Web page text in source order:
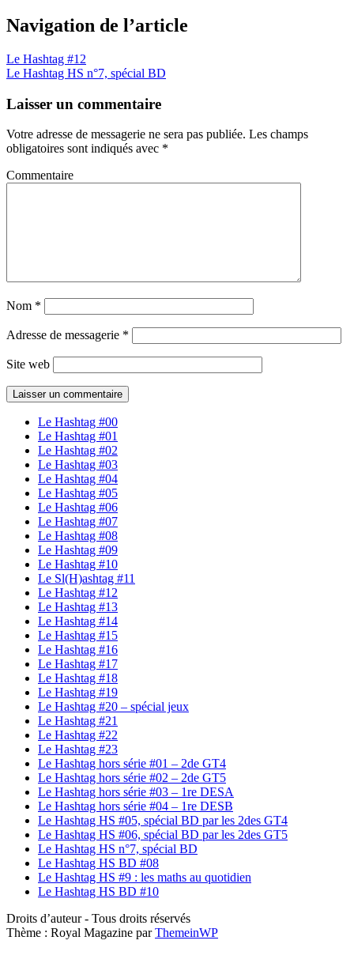
Navigation de l’article
Le Hashtag #12
Le Hashtag HS n°7, spécial BD
Laisser un commentaire
Votre adresse de messagerie ne sera pas publiée. Les champs
obligatoires sont indiqués avec *
Commentaire
Nom *
Adresse de messagerie *
Site web
Le Hashtag #00
Le Hashtag #01
Le Hashtag #02
Le Hashtag #03
Le Hashtag #04
Le Hashtag #05
Le Hashtag #06
Le Hashtag #07
Le Hashtag #08
Le Hashtag #09
Le Hashtag #10
Le Sl(H)ashtag #11
Le Hashtag #12
Le Hashtag #13
Le Hashtag #14
Le Hashtag #15
Le Hashtag #16
Le Hashtag #17
Le Hashtag #18
Le Hashtag #19
Le Hashtag #20 – spécial jeux
Le Hashtag #21
Le Hashtag #22
Le Hashtag #23
Le Hashtag hors série #01 – 2de GT4
Le Hashtag hors série #02 – 2de GT5
Le Hashtag hors série #03 – 1re DESA
Le Hashtag hors série #04 – 1re DESB
Le Hashtag HS #05, spécial BD par les 2des GT4
Le Hashtag HS #06, spécial BD par les 2des GT5
Le Hashtag HS n°7, spécial BD
Le Hashtag HS BD #08
Le Hashtag HS #9 : les maths au quotidien
Le Hashtag HS BD #10
Droits d’auteur - Tous droits réservés
Thème : Royal Magazine parThemeinWP